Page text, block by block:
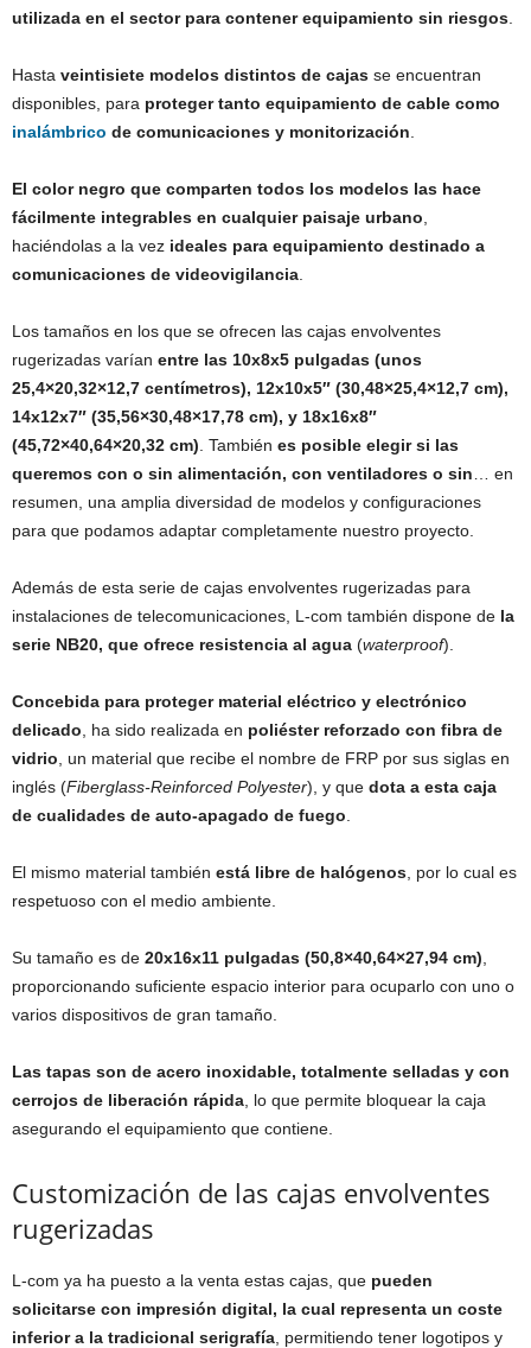
utilizada en el sector para contener equipamiento sin riesgos
Hasta veintisiete modelos distintos de cajas se encuentran
disponibles, para proteger tanto equipamiento de cable como
inalámbrico de comunicaciones y monitorización
El color negro que comparten todos los modelos las hace
fácilmente integrables en cualquier paisaje urbano
haciéndolas a la vez ideales para equipamiento destinado a
comunicaciones de videovigilancia
Los tamaños en los que se ofrecen las cajas envolventes
rugerizadas varían entre las 10x8x5 pulgadas (unos
25,4×20,32×12,7 centímetros), 12x10x5″ (30,48×25,4×12,7 cm),
14x12x7″ (35,56×30,48×17,78 cm), y 18x16x8″
(45,72×40,64×20,32 cm) . También es posible elegir si las
queremos con o sin alimentación, con ventiladores o sin … en
resumen, una amplia diversidad de modelos y configuraciones
para que podamos adaptar completamente nuestro proyecto.
Además de esta serie de cajas envolventes rugerizadas para
instalaciones de telecomunicaciones, L-com también dispone de la
serie NB20, que ofrece resistencia al agua (waterproof).
Concebida para proteger material eléctrico y electrónico
delicado , ha sido realizada en poliéster reforzado con fibra de
vidrio , un material que recibe el nombre de FRP por sus siglas en
inglés (Fiberglass-Reinforced Polyester), y que dota a esta caja
de cualidades de auto-apagado de fuego
El mismo material también está libre de halógenos , por lo cual es
respetuoso con el medio ambiente.
Su tamaño es de 20x16x11 pulgadas (50,8×40,64×27,94 cm)
proporcionando suficiente espacio interior para ocuparlo con uno o
varios dispositivos de gran tamaño.
Las tapas son de acero inoxidable, totalmente selladas y con
cerrojos de liberación rápida , lo que permite bloquear la caja
asegurando el equipamiento que contiene.
Customización de las cajas envolventes
rugerizadas
L-com ya ha puesto a la venta estas cajas, que pueden
solicitarse con impresión digital, la cual representa un coste
inferior a la tradicional serigrafía , permitiendo tener logotipos y